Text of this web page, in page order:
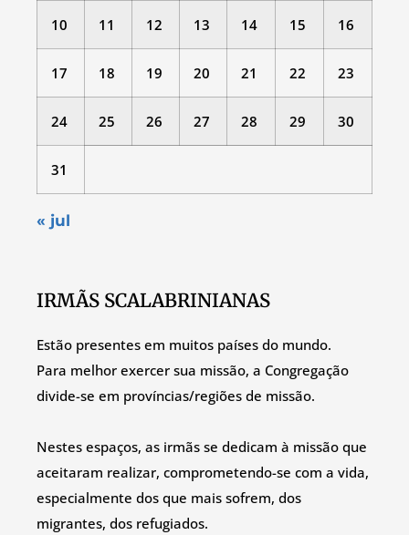
10 11 12 13 14 15 16
17 18 19 20 21 22 23
24 25 26 27 28 29 30
31
« jul
IRMÃS SCALABRINIANAS
Estão presentes em muitos países do mundo.
Para melhor exercer sua missão, a Congregação
divide-se em províncias/regiões de missão.
Nestes espaços, as irmãs se dedicam à missão que
aceitaram realizar, comprometendo-se com a vida,
especialmente dos que mais sofrem, dos
migrantes, dos refugiados.